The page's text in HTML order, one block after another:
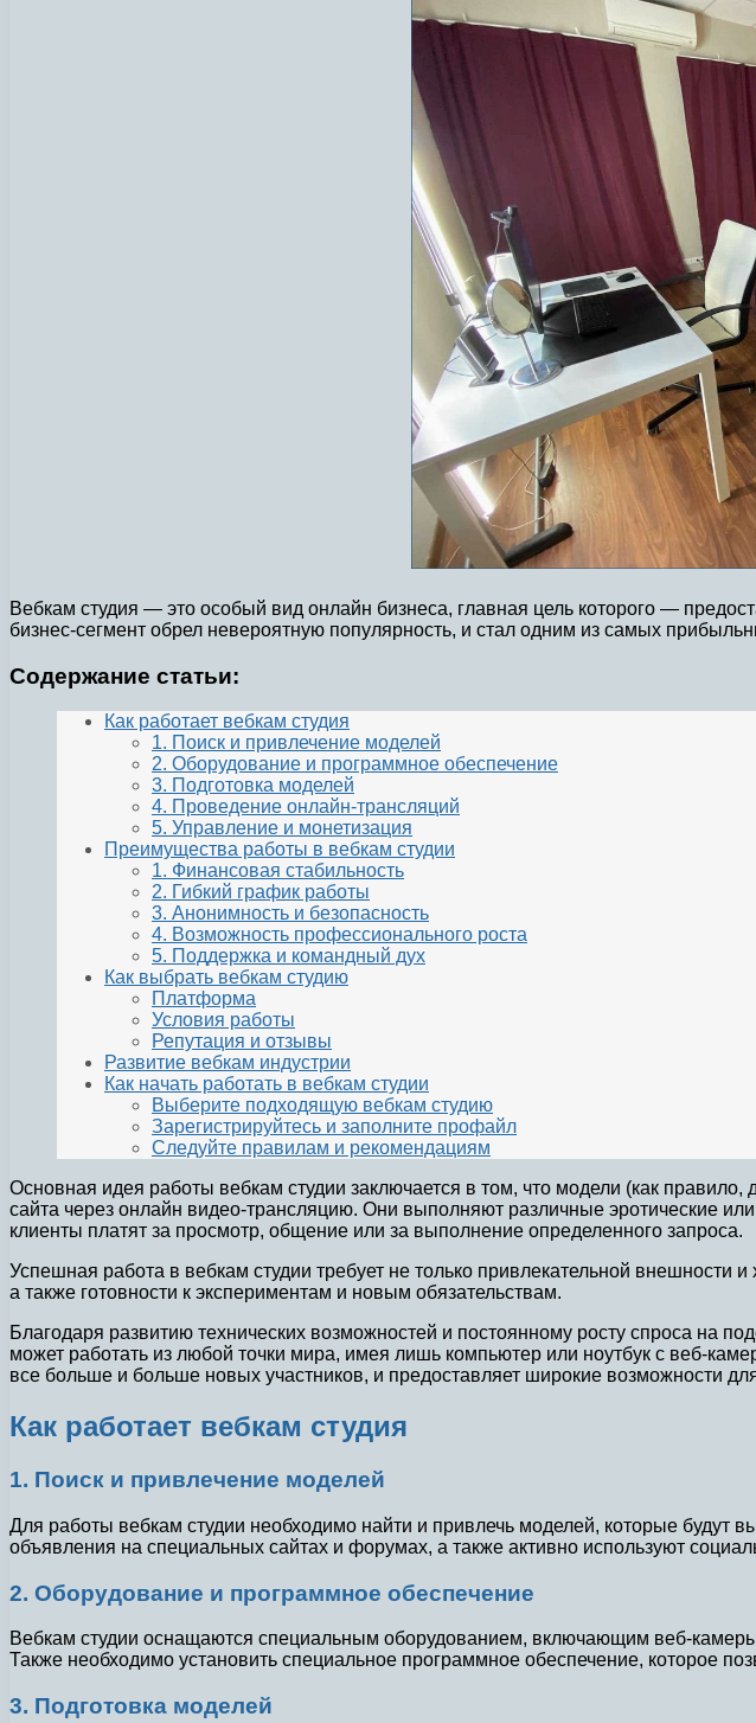
Вебкам студия — это особый вид онлайн бизнеса, главная цель которого —
бизнес-сегмент обрел невероятную популярность, и стал одним из самых
Содержание статьи:
Как работает вебкам студия
1. Поиск и привлечение моделей
2. Оборудование и программное обеспечение
3. Подготовка моделей
4. Проведение онлайн-трансляций
5. Управление и монетизация
Преимущества работы в вебкам студии
1. Финансовая стабильность
2. Гибкий график работы
3. Анонимность и безопасность
4. Возможность профессионального роста
5. Поддержка и командный дух
Как выбрать вебкам студию
Платформа
Условия работы
Репутация и отзывы
Развитие вебкам индустрии
Как начать работать в вебкам студии
Выберите подходящую вебкам студию
Зарегистрируйтесь и заполните профайл
Следуйте правилам и рекомендациям
Основная идея работы вебкам студии заключается в том, что модели (как
сайта через онлайн видео-трансляцию. Они выполняют различные эротические
клиенты платят за просмотр, общение или за выполнение определенного запроса.
Успешная работа в вебкам студии требует не только привлекательной
а также готовности к экспериментам и новым обязательствам.
Благодаря развитию технических возможностей и постоянному росту спроса на
может работать из любой точки мира, имея лишь компьютер или ноутбук с веб-
все больше и больше новых участников, и предоставляет широкие возможности
Как работает вебкам студия
1. Поиск и привлечение моделей
Для работы вебкам студии необходимо найти и привлечь моделей, которые
объявления на специальных сайтах и форумах, а также активно используют
2. Оборудование и программное обеспечение
Вебкам студии оснащаются специальным оборудованием, включающим веб-
Также необходимо установить специальное программное обеспечение, которое
3. Подготовка моделей